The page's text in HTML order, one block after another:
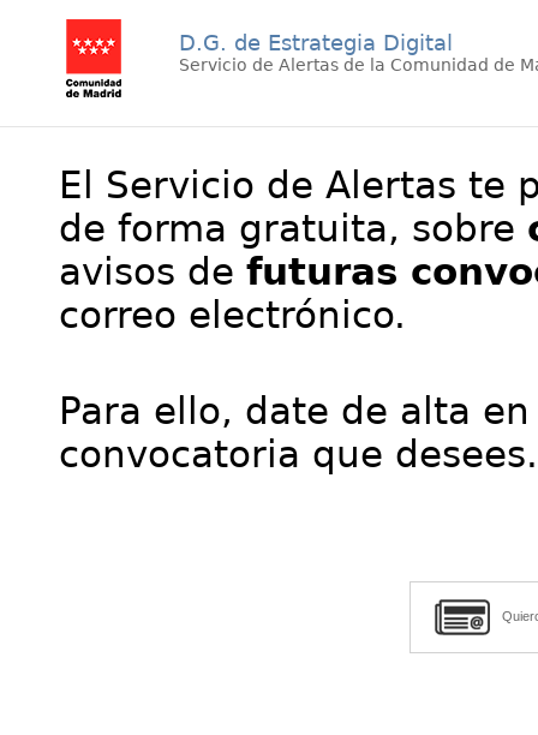
D.G. de Estrategia Digital
Servicio de Alertas de la Comunidad de
El Servicio de Alertas te
de forma gratuita, sobre
avisos de futuras
correo electrónico.
Para ello, date de alta
convocatoria que desees.